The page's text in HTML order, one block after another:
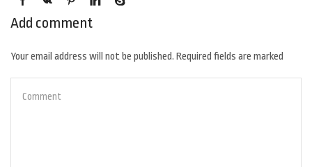
Add comment
Your email address will not be published. Required fields are marked